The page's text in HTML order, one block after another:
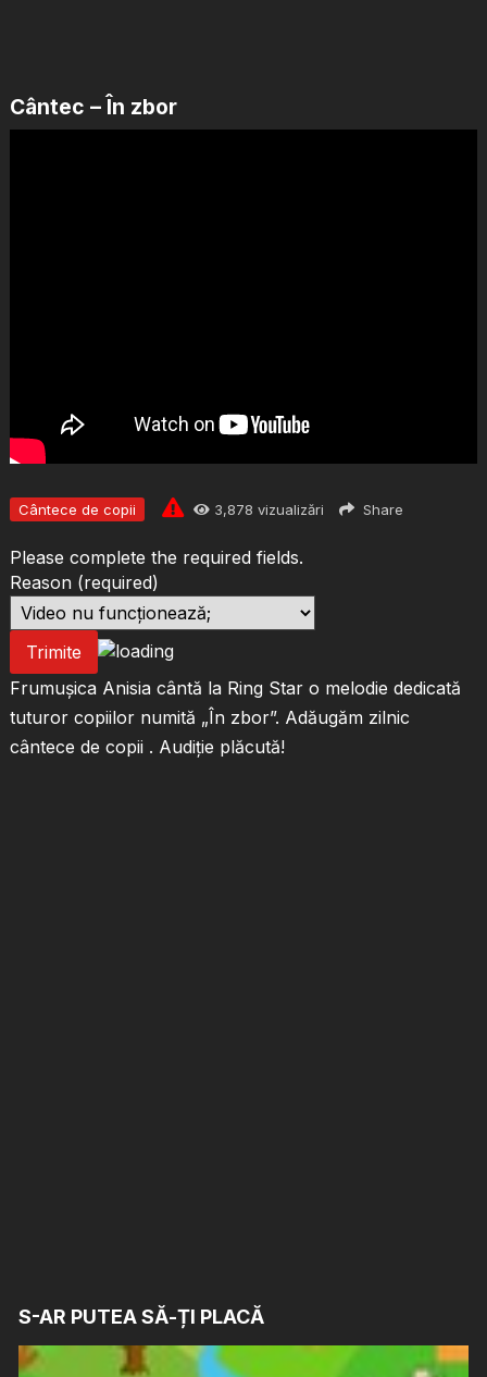
Cântec – În zbor
Cântece de copii 3,878 vizualizări Share
Please complete the required fields.
Reason (required)
Trimite
Frumușica Anisia cântă la Ring Star o melodie dedicată
tuturor copiilor numită „În zbor”. Adăugăm zilnic
cântece de copii . Audiție plăcută!
S-AR PUTEA SĂ-ȚI PLACĂ